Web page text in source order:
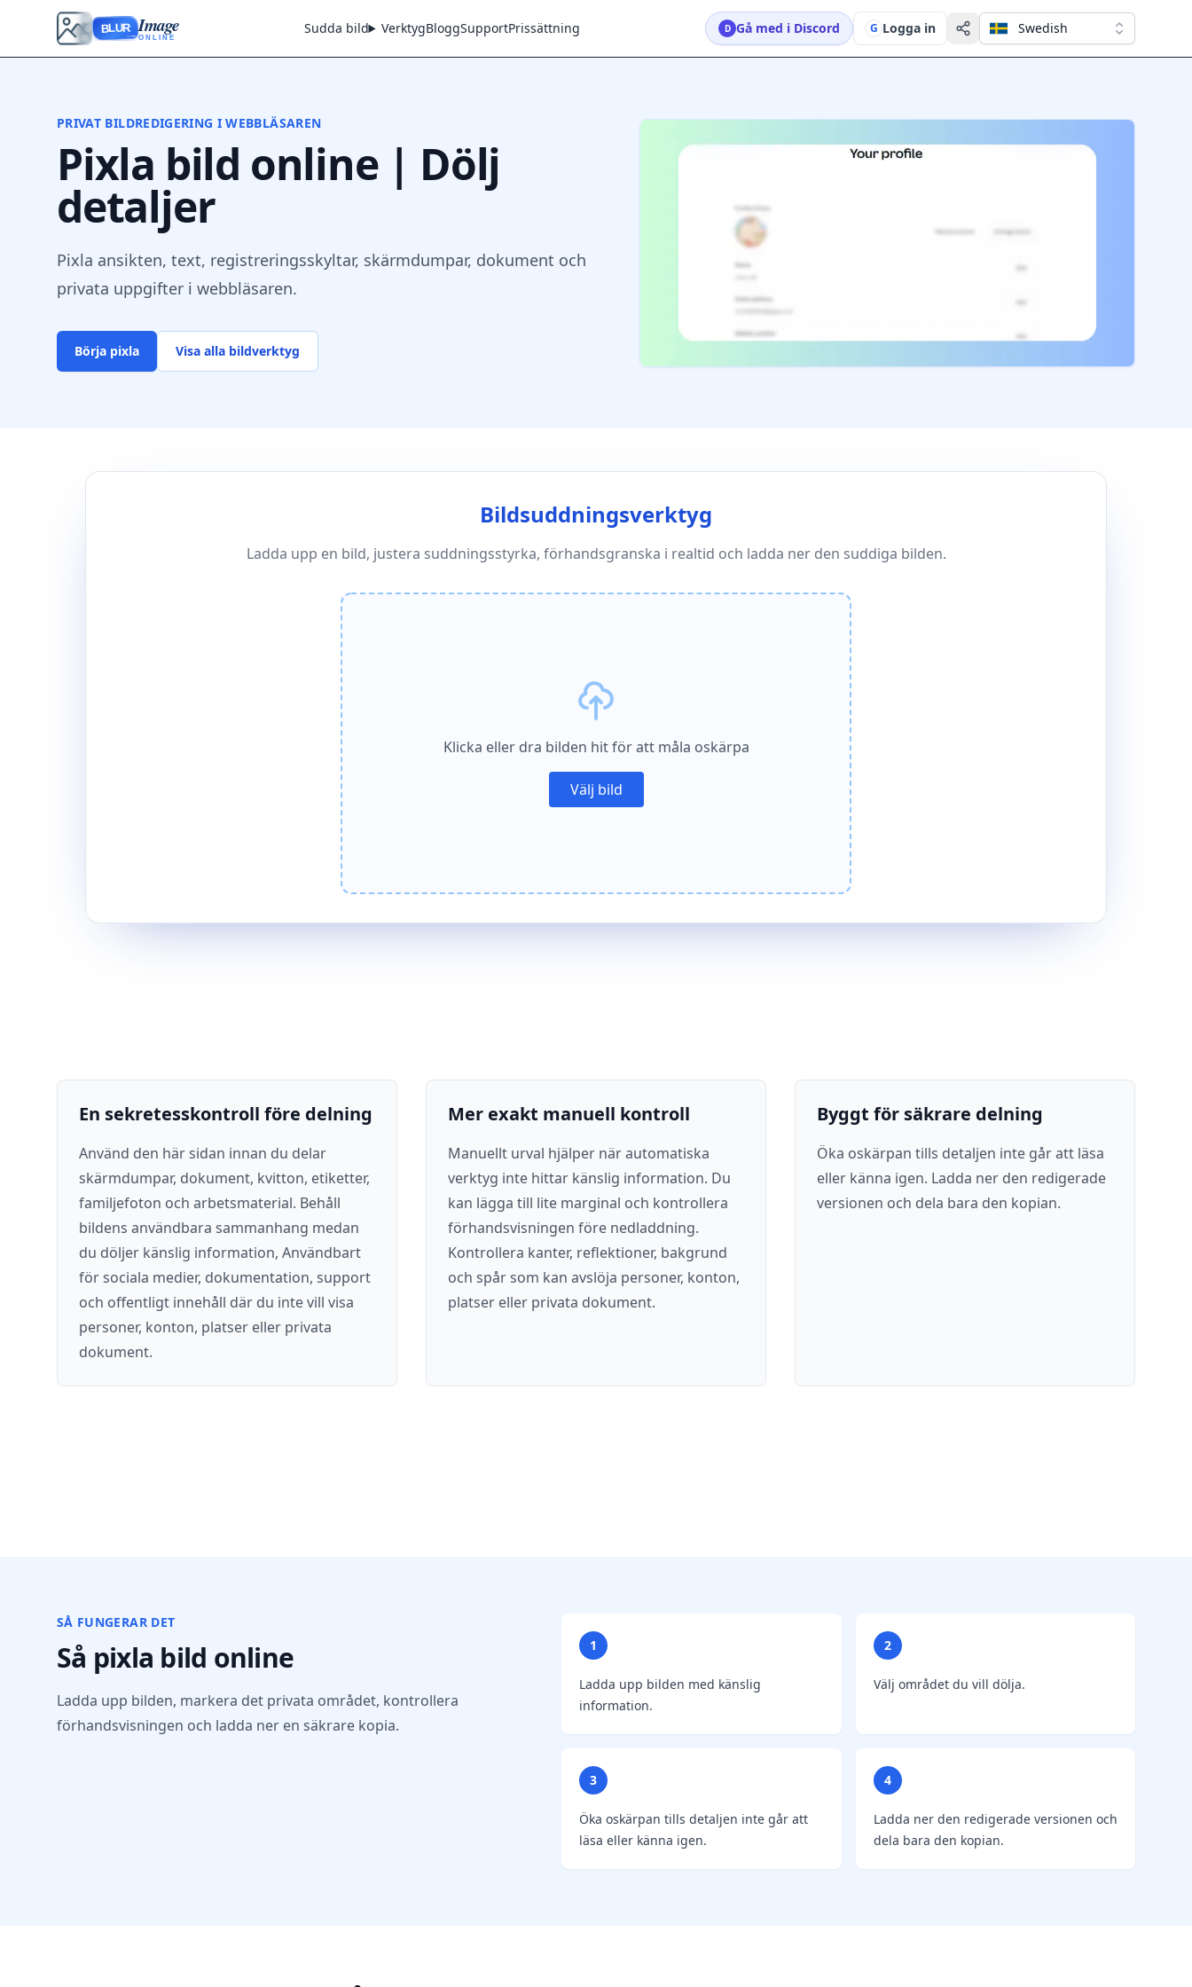
BLUR Image
ONLINE
Sudda bild VerktygBloggSupportPrissättning D Gå med i Discord G Logga in Swedish
PRIVAT BILDREDIGERING I WEBBLÄSAREN
Pixla bild online | Dölj
detaljer
Pixla ansikten, text, registreringsskyltar, skärmdumpar, dokument och
privata uppgifter i webbläsaren.
Börja pixla Visa alla bildverktyg
Bildsuddningsverktyg
Ladda upp en bild, justera suddningsstyrka, förhandsgranska i realtid och ladda ner den suddiga bilden.
Klicka eller dra bilden hit för att måla oskärpa
Välj bild
En sekretesskontroll före delning
Använd den här sidan innan du delar
skärmdumpar, dokument, kvitton, etiketter,
familjefoton och arbetsmaterial. Behåll
bildens användbara sammanhang medan
du döljer känslig information, Användbart
för sociala medier, dokumentation, support
och offentligt innehåll där du inte vill visa
personer, konton, platser eller privata
dokument.
Mer exakt manuell kontroll
Manuellt urval hjälper när automatiska
verktyg inte hittar känslig information. Du
kan lägga till lite marginal och kontrollera
förhandsvisningen före nedladdning.
Kontrollera kanter, reflektioner, bakgrund
och spår som kan avslöja personer, konton,
platser eller privata dokument.
Byggt för säkrare delning
Öka oskärpan tills detaljen inte går att läsa
eller känna igen. Ladda ner den redigerade
versionen och dela bara den kopian.
SÅ FUNGERAR DET
Så pixla bild online
Ladda upp bilden, markera det privata området, kontrollera
förhandsvisningen och ladda ner en säkrare kopia.
1
Ladda upp bilden med känslig
information.
2
Välj området du vill dölja.
3
Öka oskärpan tills detaljen inte går att
läsa eller känna igen.
4
Ladda ner den redigerade versionen och
dela bara den kopian.